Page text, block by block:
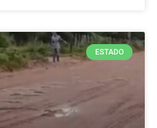
ESTADO